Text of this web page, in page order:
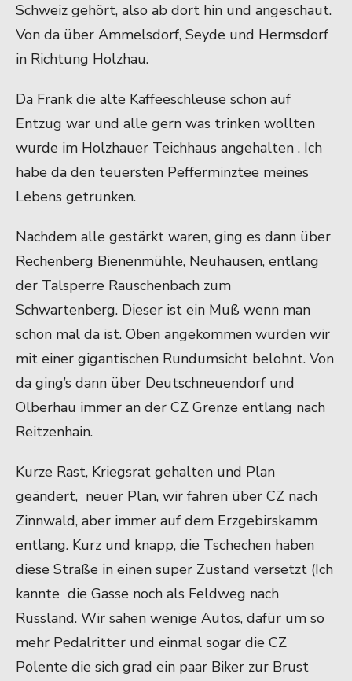
Schweiz gehört, also ab dort hin und angeschaut.
Von da über Ammelsdorf, Seyde und Hermsdorf
in Richtung Holzhau.
Da Frank die alte Kaffeeschleuse schon auf
Entzug war und alle gern was trinken wollten
wurde im Holzhauer Teichhaus angehalten . Ich
habe da den teuersten Pefferminztee meines
Lebens getrunken.
Nachdem alle gestärkt waren, ging es dann über
Rechenberg Bienenmühle, Neuhausen, entlang
der Talsperre Rauschenbach zum
Schwartenberg. Dieser ist ein Muß wenn man
schon mal da ist. Oben angekommen wurden wir
mit einer gigantischen Rundumsicht belohnt. Von
da ging’s dann über Deutschneuendorf und
Olberhau immer an der CZ Grenze entlang nach
Reitzenhain.
Kurze Rast, Kriegsrat gehalten und Plan
geändert, neuer Plan, wir fahren über CZ nach
Zinnwald, aber immer auf dem Erzgebirskamm
entlang. Kurz und knapp, die Tschechen haben
diese Straße in einen super Zustand versetzt (Ich
kannte die Gasse noch als Feldweg nach
Russland. Wir sahen wenige Autos, dafür um so
mehr Pedalritter und einmal sogar die CZ
Polente die sich grad ein paar Biker zur Brust